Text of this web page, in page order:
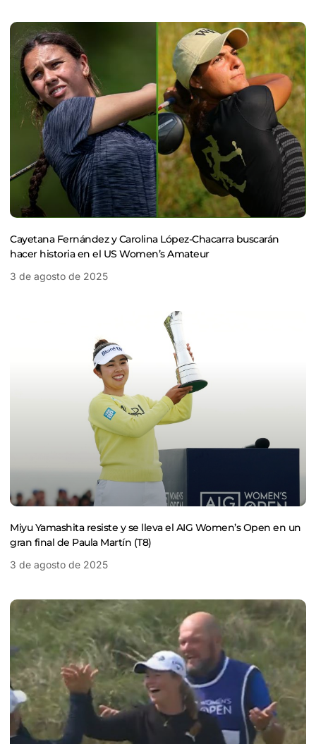
Cayetana Fernández y Carolina López-Chacarra buscarán
hacer historia en el US Women’s Amateur
3 de agosto de 2025
Miyu Yamashita resiste y se lleva el AIG Women’s Open en un
gran final de Paula Martín (T8)
3 de agosto de 2025